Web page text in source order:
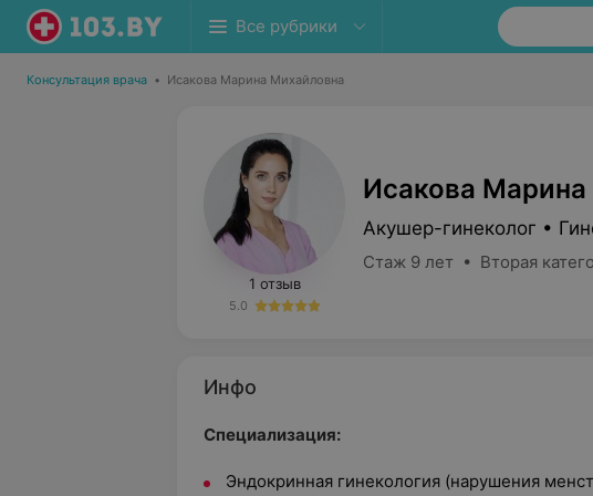
Все рубрики
Консультация врача • Исакова Марина Михайловна
1 отзыв
5.0
Исакова
Акушер-гинеколог •
Стаж 9 лет • Вторая
Инфо
Специализация:
Эндокринная гинекология (нарушения